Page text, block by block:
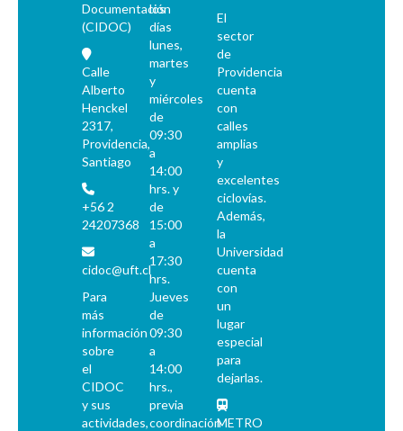
Documentación
(CIDOC)
Calle
Alberto
Henckel
2317,
Providencia,
Santiago
+56 2
24207368
cidoc@uft.cl
Para
más
información
sobre
el
CIDOC
y sus
actividades,
los
días
lunes,
martes
y
miércoles
de
09:30
a
14:00
hrs. y
de
15:00
a
17:30
hrs.
Jueves
de
09:30
a
14:00
hrs.,
previa
coordinación
El
sector
de
Providencia
cuenta
con
calles
amplias
y
excelentes
ciclovías.
Además,
la
Universidad
cuenta
con
un
lugar
especial
para
dejarlas.
METRO